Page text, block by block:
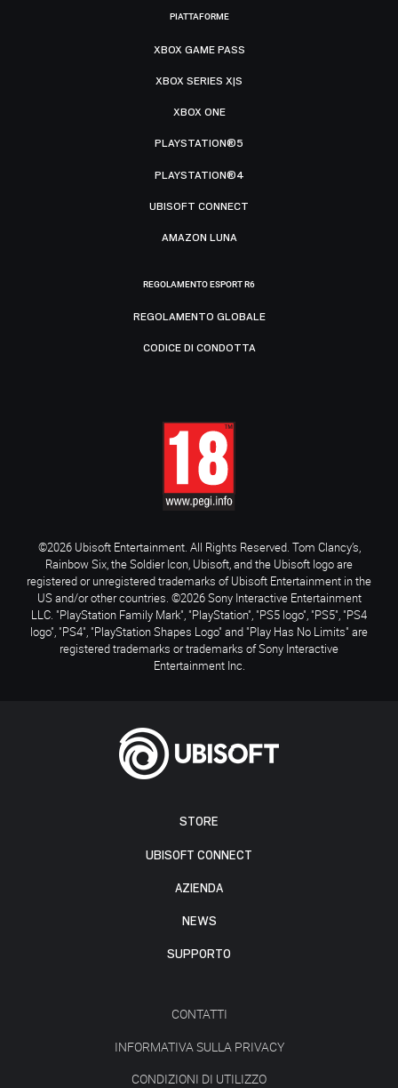
STORE
UBISOFT CONNECT
AZIENDA
NEWS
SUPPORTO
CONTATTI
INFORMATIVA SULLA PRIVACY
CONDIZIONI DI UTILIZZO
PIATTAFORME
XBOX GAME PASS
XBOX SERIES X|S
XBOX ONE
PLAYSTATION®5
PLAYSTATION®4
UBISOFT CONNECT
AMAZON LUNA
REGOLAMENTO ESPORT R6
REGOLAMENTO GLOBALE
CODICE DI CONDOTTA
©2026 Ubisoft Entertainment. All Rights Reserved. Tom Clancy’s,
Rainbow Six, the Soldier Icon, Ubisoft, and the Ubisoft logo are
registered or unregistered trademarks of Ubisoft Entertainment in the
US and/or other countries. ©2026 Sony Interactive Entertainment
LLC. "PlayStation Family Mark", "PlayStation", "PS5 logo", "PS5", "PS4
logo", "PS4", "PlayStation Shapes Logo" and "Play Has No Limits" are
registered trademarks or trademarks of Sony Interactive
Entertainment Inc.